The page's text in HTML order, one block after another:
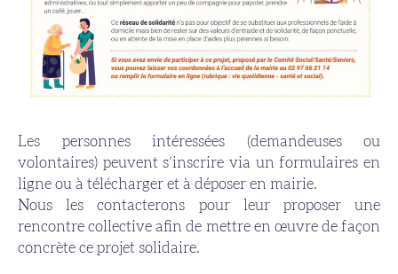
Les personnes intéressées (demandeuses ou
volontaires) peuvent s’inscrire via un formulaires en
ligne ou à télécharger et à déposer en mairie.
Nous les contacterons pour leur proposer une
rencontre collective afin de mettre en œuvre de façon
concrète ce projet solidaire.